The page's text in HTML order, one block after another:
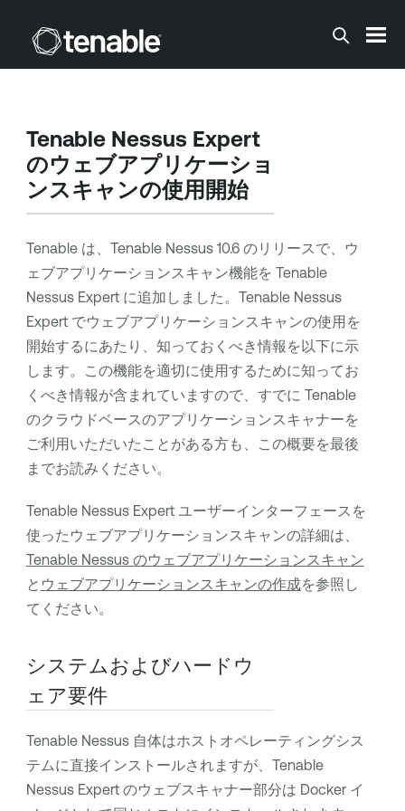
メインコンテンツに移動する
Tenable Nessus Expert
のウェブアプリケーショ
ンスキャンの使用開始
Tenableは、 Tenable Nessus10.6 のリリースで、ウ
ェブアプリケーションスキャン機能を Tenable
Nessus Expertに追加しました。 Tenable Nessus
Expertでウェブアプリケーションスキャンの使用を
開始するにあたり、知っておくべき情報を以下に示
します。この機能を適切に使用するために知ってお
くべき情報が含まれていますので、すでに Tenable
のクラウドベースのアプリケーションスキャナーを
ご利用いただいたことがある方も、この概要を最後
までお読みください。
Tenable Nessus Expertユーザーインターフェースを
使ったウェブアプリケーションスキャンの詳細は、
Tenable Nessus のウェブアプリケーションスキャン
と ウェブアプリケーションスキャンの作成を参照し
てください。
システムおよびハードウ
ェア要件
Tenable Nessus自体はホストオペレーティングシス
テムに直接インストールされますが、 Tenable
Nessus Expertのウェブスキャナー部分は Docker イ